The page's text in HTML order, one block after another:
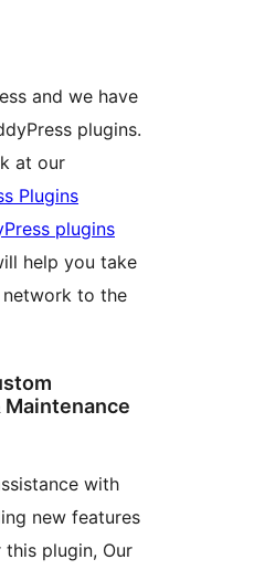
and we have
plugins.
at our
Plugins
plugins
help you take
network to the
with
new features
plugin, Our